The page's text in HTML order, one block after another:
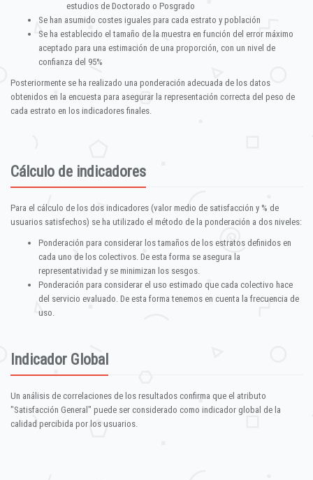
estudios de Doctorado o Posgrado
Se han asumido costes iguales para cada estrato y población
Se ha establecido el tamaño de la muestra en función del error máximo
aceptado para una estimación de una proporción, con un nivel de
confianza del 95%
Posteriormente se ha realizado una ponderación adecuada de los datos
obtenidos en la encuesta para asegurar la representación correcta del peso de
cada estrato en los indicadores finales.
Cálculo de indicadores
Para el cálculo de los dos indicadores (valor medio de satisfacción y % de
usuarios satisfechos) se ha utilizado el método de la ponderación a dos niveles:
Ponderación para considerar los tamaños de los estratos definidos en
cada uno de los colectivos. De esta forma se asegura la
representatividad y se minimizan los sesgos.
Ponderación para considerar el uso estimado que cada colectivo hace
del servicio evaluado. De esta forma tenemos en cuenta la frecuencia de
uso.
Indicador Global
Un análisis de correlaciones de los resultados confirma que el atributo
"Satisfacción General" puede ser considerado como indicador global de la
calidad percibida por los usuarios.